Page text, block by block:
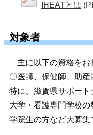
IHEATとは
対象者
主に以下の資格をお
〇医師、保健師、助
特に、滋賀県サポー
大学・看護専門学校
学院生の方など大募集